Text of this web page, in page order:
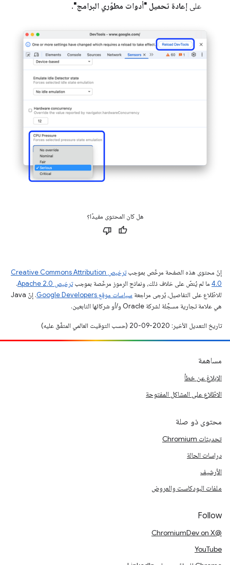
على إعادة تحميل "أدوات مطوّري البرامج".
هل كان المحتوى مفيدًا؟
إنّ محتوى هذه الصفحة مرخّص بموجب
ترخيص Creative Commons Attribution
4.0‏ ما لم يُنصّ على خلاف ذلك، ونماذج الرموز مرخّصة بموجبترخيص Apache 2.0‏
.
للاطّلاع على التفاصيل، يُرجى مراجعة سياسات موقع Google Developers‏
. إنّ Java
هي علامة تجارية مسجَّلة لشركة Oracle و/أو شركائها التابعين.
تاريخ التعديل الأخير: 2020-09-20 (حسب التوقيت العالمي المتفَّق عليه)
مساهمة
الإبلاغ عن خطأ
الاطّلاع على المشاكل المفتوحة
محتوى ذو صلة
تحديثات Chromium
دراسات الحالة
الأرشيف
ملفات البودكاست والعروض
Follow
@ChromiumDev on X
YouTube